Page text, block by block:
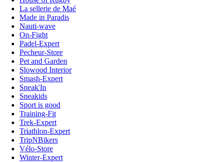
La sellerie de Maé
Made in Paradis
Nauti-wave
On-Fight
Padel-Expert
Pecheur-Store
Pet and Garden
Slowood Interior
Smash-Expert
Sneak'In
Sneakids
Sport is good
Training-Fit
Trek-Expert
Triathlon-Expert
TripNBikers
Vélo-Store
Winter-Expert